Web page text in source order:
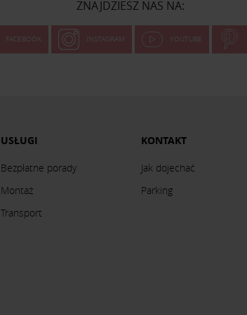
ZNAJDZIESZ NAS NA:
FACEBOOK INSTAGRAM YOUTUBE
USŁUGI
Bezpłatne porady
Montaż
Transport
KONTAKT
Jak dojechać
Parking